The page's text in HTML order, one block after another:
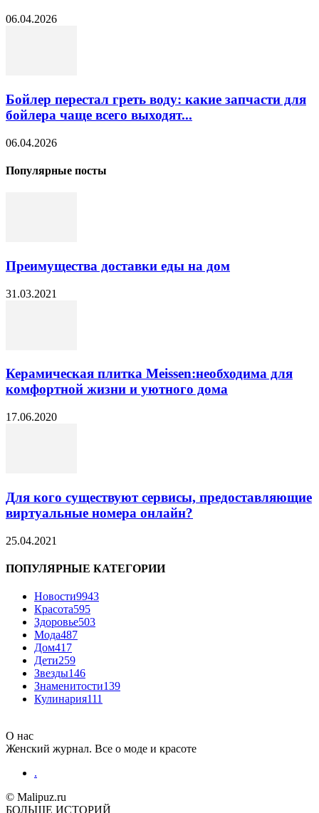
06.04.2026
Бойлер перестал греть воду: какие запчасти для
бойлера чаще всего выходят...
06.04.2026
Популярные посты
Преимущества доставки еды на дом
31.03.2021
Керамическая плитка Meissen:необходима для
комфортной жизни и уютного дома
17.06.2020
Для кого существуют сервисы, предоставляющие
виртуальные номера онлайн?
25.04.2021
ПОПУЛЯРНЫЕ КАТЕГОРИИ
Новости9943
Красота595
Здоровье503
Мода487
Дом417
Дети259
Звезды146
Знаменитости139
Кулинария111
О нас
Женский журнал. Все о моде и красоте
.
© Malipuz.ru
БОЛЬШЕ ИСТОРИЙ